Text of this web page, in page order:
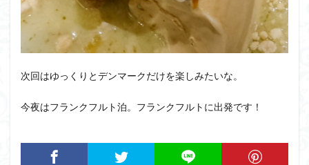
次回はゆっくりとデンマークだけを楽しみたいな。
今夜はフランクフルト泊。フランクフルトに出発です！